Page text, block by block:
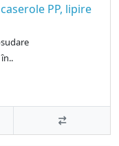
PP, lipire